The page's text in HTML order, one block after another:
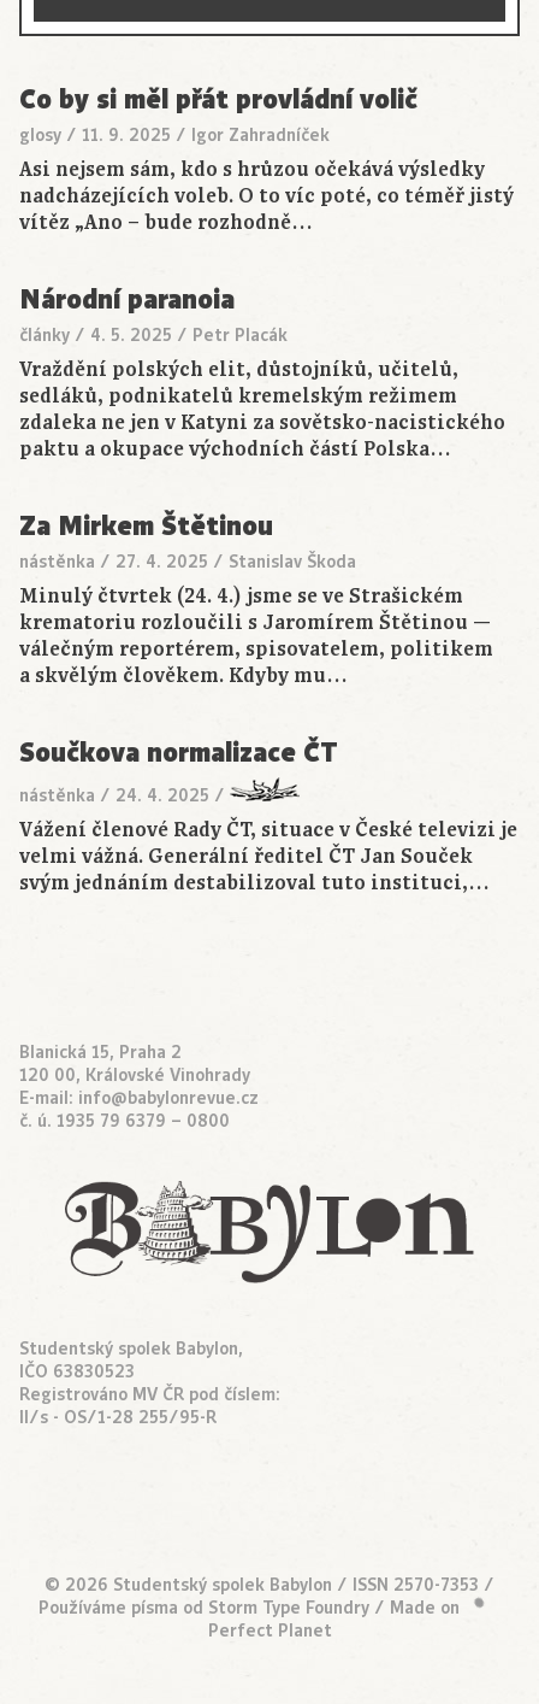
Co by si měl přát provládní volič
glosy / 11. 9. 2025 / Igor Zahradníček
Asi nejsem sám, kdo s hrůzou očekává výsledky
nadcházejících voleb. O to víc poté, co téměř jistý
vítěz „Ano – bude rozhodně…
Národní paranoia
články / 4. 5. 2025 / Petr Placák
Vraždění polských elit, důstojníků, učitelů,
sedláků, podnikatelů kremelským režimem
zdaleka ne jen v Katyni za sovětsko-nacistického
paktu a okupace východních částí Polska…
Za Mirkem Štětinou
nástěnka / 27. 4. 2025 / Stanislav Škoda
Minulý čtvrtek (24. 4.) jsme se ve Strašickém
krematoriu rozloučili s Jaromírem Štětinou —
válečným reportérem, spisovatelem, politikem
a skvělým člověkem. Kdyby mu…
Součkova normalizace ČT
nástěnka / 24. 4. 2025 /
Vážení členové Rady ČT, situace v České televizi je
velmi vážná. Generální ředitel ČT Jan Souček
svým jednáním destabilizoval tuto instituci,…
Blanická 15, Praha 2
120 00, Královské Vinohrady
E-mail: info@babylonrevue.cz
č. ú. 1935 79 6379 – 0800
Studentský spolek Babylon,
IČO 63830523
Registrováno MV ČR pod číslem:
II/s - OS/1-28 255/95-R
© 2026 Studentský spolek Babylon / ISSN 2570-7353 /
Používáme písma od Storm Type Foundry / Made on •
Perfect Planet